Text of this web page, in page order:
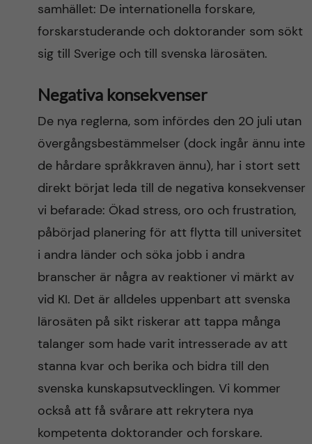
samhället: De internationella forskare,
forskarstuderande och doktorander som sökt
sig till Sverige och till svenska lärosäten.
Negativa konsekvenser
De nya reglerna, som infördes den 20 juli utan
övergångsbestämmelser (dock ingår ännu inte
de hårdare språkkraven ännu), har i stort sett
direkt börjat leda till de negativa konsekvenser
vi befarade: Ökad stress, oro och frustration,
påbörjad planering för att flytta till universitet
i andra länder och söka jobb i andra
branscher är några av reaktioner vi märkt av
vid KI. Det är alldeles uppenbart att svenska
lärosäten på sikt riskerar att tappa många
talanger som hade varit intresserade av att
stanna kvar och berika och bidra till den
svenska kunskapsutvecklingen. Vi kommer
också att få svårare att rekrytera nya
kompetenta doktorander och forskare.